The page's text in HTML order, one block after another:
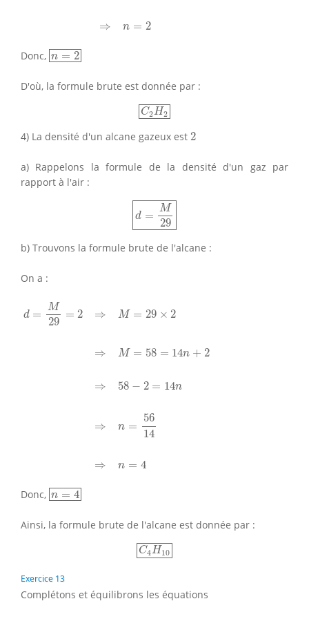
⇒ n = 2
Donc, n = 2
n=2
D'où, la formule brute est donnée par :
C2H2
C2H2
4) La densité d'un alcane gazeux est 2
2
a) Rappelons la formule de la densité d'un gaz par
rapport à l'air :
d =
M
29
d=M29
b) Trouvons la formule brute de l'alcane :
On a :
d =
M
29
= 2 ⇒ M = 29 × 2
⇒ M = 58 = 14n + 2
⇒ 58 − 2 = 14n
⇒ n =
56
14
⇒ n = 4
29=
Donc, n = 4
n=4
Ainsi, la formule brute de l'alcane est donnée par :
C4H10
C4H10
Exercice 13
Complétons et équilibrons les équations